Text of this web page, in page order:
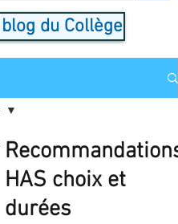
du Collège
Recommandations
HAS choix et
durées